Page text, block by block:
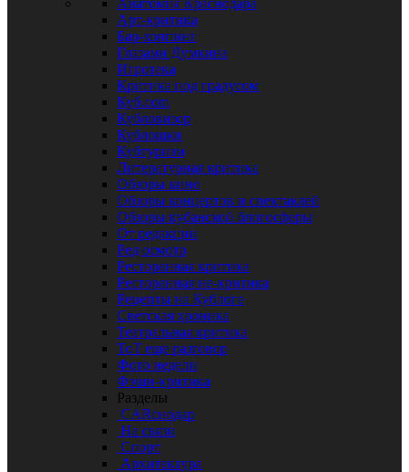
Анатомия Краснодара
Арт-критика
Бар-хоппинг
Глазами Думкина
Игротека
Критика под градусом
Куб.com
Кубловизор
Кублошки
Кубтуризм
Литературная критика
Обзоры кино
Обзоры концертов и спектаклей
Обзоры кубанской блогосферы
От редакции
Ред осмотр
Ресторанная критика
Ресторанная не-критика
Рецепты на Кублоге
Светская хроника
Театральная критика
ТоТ еще разговор
Фото недели
Фэшн-критика
Разделы
CARснодар
На связи
Спорт
Архитектура